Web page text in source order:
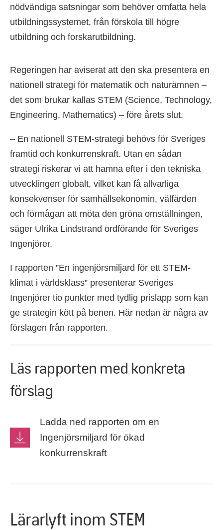
nödvändiga satsningar som behöver omfatta hela
utbildningssystemet, från förskola till högre
utbildning och forskarutbildning.
Regeringen har aviserat att den ska presentera en
nationell strategi för matematik och naturämnen –
det som brukar kallas STEM (Science, Technology,
Engineering, Mathematics) – före årets slut.
– En nationell STEM-strategi behövs för Sveriges
framtid och konkurrenskraft. Utan en sådan
strategi riskerar vi att hamna efter i den tekniska
utvecklingen globalt, vilket kan få allvarliga
konsekvenser för samhällsekonomin, välfärden
och förmågan att möta den gröna omställningen,
säger Ulrika Lindstrand ordförande för Sveriges
Ingenjörer.
I rapporten ”En ingenjörsmiljard för ett STEM-
klimat i världsklass” presenterar Sveriges
Ingenjörer tio punkter med tydlig prislapp som kan
ge strategin kött på benen. Här nedan är några av
förslagen från rapporten.
Läs rapporten med konkreta
förslag
Ladda ned rapporten om en
Ingenjörsmiljard för ökad
konkurrenskraft
Lärarlyft inom STEM